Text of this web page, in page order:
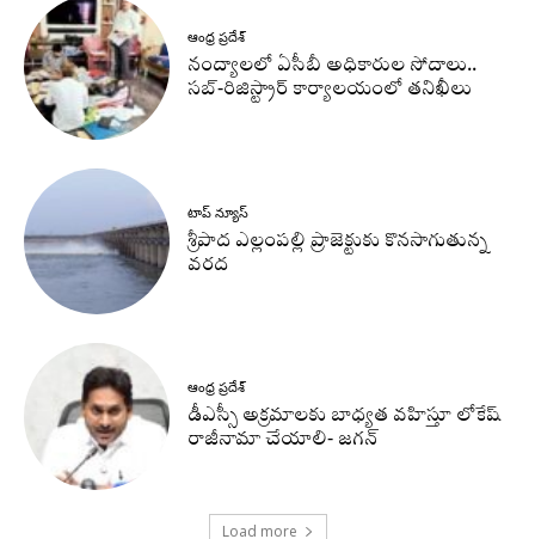
ఆంధ్ర ప్రదేశ్
నంద్యాలలో ఏసీబీ అధికారుల సోదాలు..
సబ్-రిజిస్ట్రార్ కార్యాలయంలో తనిఖీలు
టాప్ న్యూస్
శ్రీపాద ఎల్లంపల్లి ప్రాజెక్టుకు కొనసాగుతున్న
వరద
ఆంధ్ర ప్రదేశ్
డీఎస్సీ అక్రమాలకు బాధ్యత వహిస్తూ లోకేష్‌
రాజీనామా చేయాలి- జగన్
Load more